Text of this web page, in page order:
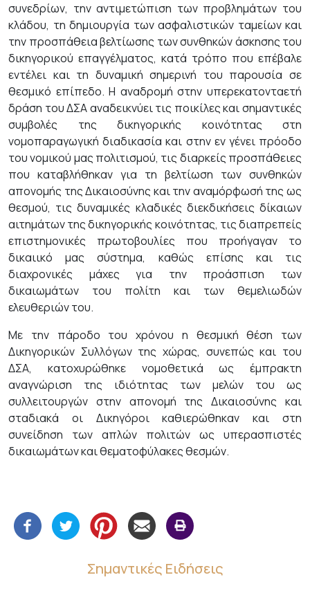
Σημαντικές Ειδήσεις
συνεδρίων, την αντιμετώπιση των προβλημάτων του
κλάδου, τη δημιουργία των ασφαλιστικών ταμείων και
την προσπάθεια βελτίωσης των συνθηκών άσκησης του
δικηγορικού επαγγέλματος, κατά τρόπο που επέβαλε
εντέλει και τη δυναμική σημερινή του παρουσία σε
θεσμικό επίπεδο. Η αναδρομή στην υπερεκατονταετή
δράση του ΔΣΑ αναδεικνύει τις ποικίλες και σημαντικές
συμβολές της δικηγορικής κοινότητας στη
νομοπαραγωγική διαδικασία και στην εν γένει πρόοδο
του νομικού μας πολιτισμού, τις διαρκείς προσπάθειες
που καταβλήθηκαν για τη βελτίωση των συνθηκών
απονομής της Δικαιοσύνης και την αναμόρφωσή της ως
θεσμού, τις δυναμικές κλαδικές διεκδικήσεις δίκαιων
αιτημάτων της δικηγορικής κοινότητας, τις διαπρεπείς
επιστημονικές πρωτοβουλίες που προήγαγαν το
δικαιικό μας σύστημα, καθώς επίσης και τις
διαχρονικές μάχες για την προάσπιση των
δικαιωμάτων του πολίτη και των θεμελιωδών
ελευθεριών του.
Με την πάροδο του χρόνου η θεσμική θέση των
Δικηγορικών Συλλόγων της χώρας, συνεπώς και του
ΔΣΑ, κατοχυρώθηκε νομοθετικά ως έμπρακτη
αναγνώριση της ιδιότητας των μελών του ως
συλλειτουργών στην απονομή της Δικαιοσύνης και
σταδιακά οι Δικηγόροι καθιερώθηκαν και στη
συνείδηση των απλών πολιτών ως υπερασπιστές
δικαιωμάτων και θεματοφύλακες θεσμών.